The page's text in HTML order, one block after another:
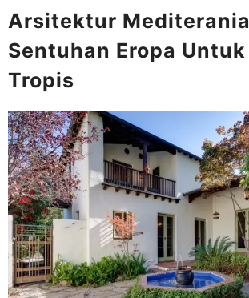
Arsitektur
Sentuhan Eropa Untuk
Tropis